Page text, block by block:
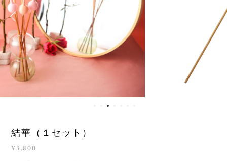
結華（１セット）
¥3,800